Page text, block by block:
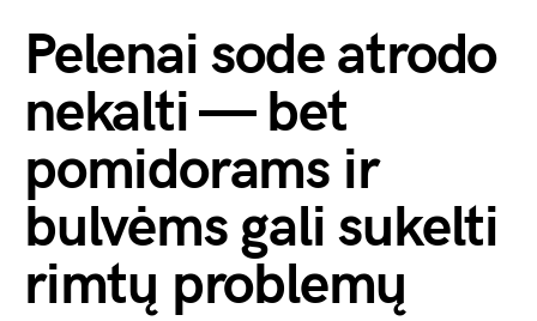
Pelenai sode atrodo
nekalti — bet
pomidorams ir
bulvėms gali sukelti
rimtų problemų